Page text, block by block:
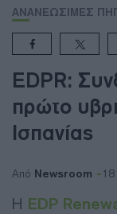
ΑΝΑΝΕΩΣΙΜΕΣ
EDPR:
πρώτο
Ισπανίας
Από Newsroom 18
Η EDP